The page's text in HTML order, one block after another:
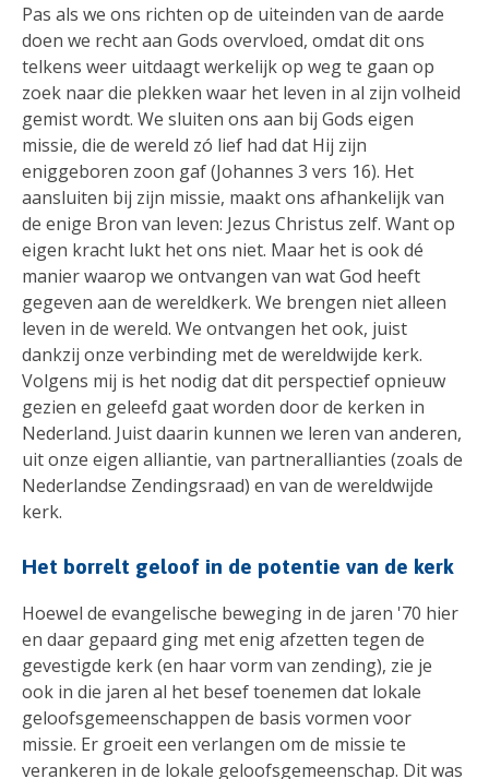
Pas als we ons richten op de uiteinden van de aarde
doen we recht aan Gods overvloed, omdat dit ons
telkens weer uitdaagt werkelijk op weg te gaan op
zoek naar die plekken waar het leven in al zijn volheid
gemist wordt. We sluiten ons aan bij Gods eigen
missie, die de wereld zó lief had dat Hij zijn
eniggeboren zoon gaf (Johannes 3 vers 16). Het
aansluiten bij zijn missie, maakt ons afhankelijk van
de enige Bron van leven: Jezus Christus zelf. Want op
eigen kracht lukt het ons niet. Maar het is ook dé
manier waarop we ontvangen van wat God heeft
gegeven aan de wereldkerk. We brengen niet alleen
leven in de wereld. We ontvangen het ook, juist
dankzij onze verbinding met de wereldwijde kerk.
Volgens mij is het nodig dat dit perspectief opnieuw
gezien en geleefd gaat worden door de kerken in
Nederland. Juist daarin kunnen we leren van anderen,
uit onze eigen alliantie, van partnerallianties (zoals de
Nederlandse Zendingsraad) en van de wereldwijde
kerk.
Het borrelt geloof in de potentie van de kerk
Hoewel de evangelische beweging in de jaren '70 hier
en daar gepaard ging met enig afzetten tegen de
gevestigde kerk (en haar vorm van zending), zie je
ook in die jaren al het besef toenemen dat lokale
geloofsgemeenschappen de basis vormen voor
missie. Er groeit een verlangen om de missie te
verankeren in de lokale geloofsgemeenschap. Dit was